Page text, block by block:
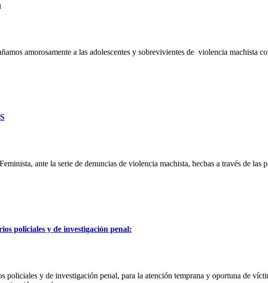
amorosamente a las adolescentes y sobrevivientes de violencia machista
ante la serie de denuncias de violencia machista, hechas a través de las
policiales y de investigación penal:
policiales y de investigación penal, para la atención temprana y oportuna de